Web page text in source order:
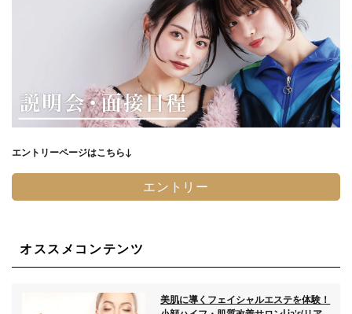
エントリーページはこちら↓
エントリー
オススメコンテンツ
美肌に導くフェイシャルエステを体験！